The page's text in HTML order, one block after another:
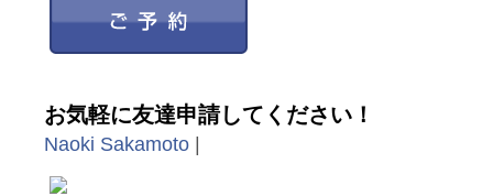
お気軽に友達申請してください！
Naoki Sakamoto